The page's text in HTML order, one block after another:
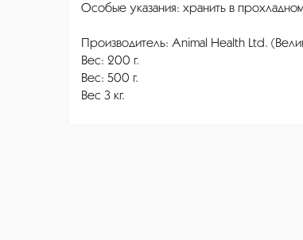
Особые указания: хранить в
Производитель: Animal Health Ltd.
Вес: 200 г.
Вес: 500 г.
Вес 3 кг.